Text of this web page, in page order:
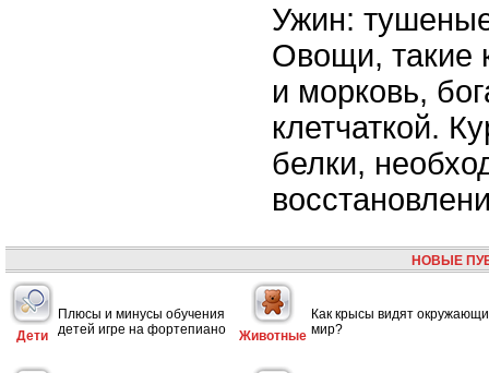
Ужин:
Овощи, такие
и морковь,
клетчаткой.
белки,
НОВЫЕ
Дети
Плюсы и минусы обучения
детей игре на фортепиано
Животные
Как крысы видят
мир?